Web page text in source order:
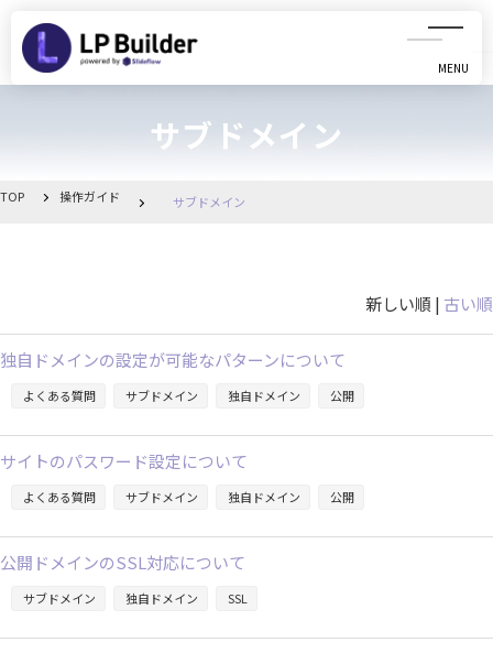
MENU
サブドメイン
CLOSE
動画マニュアル
お知らせ一覧
管理画面へ移動
TOP 操作ガイド サブドメイン
新しい順 | 古い順
独自ドメインの設定が可能なパターンについて
よくある質問 サブドメイン 独自ドメイン 公開
サイトのパスワード設定について
よくある質問 サブドメイン 独自ドメイン 公開
公開ドメインのSSL対応について
サブドメイン 独自ドメイン SSL